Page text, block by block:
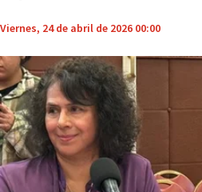
Viernes, 24 de abril de 2026 00:00